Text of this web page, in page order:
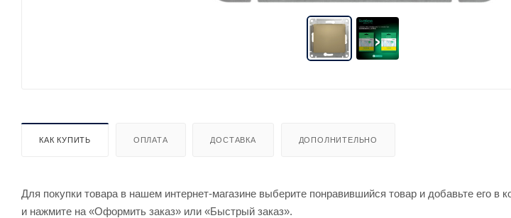
КАК КУПИТЬ ОПЛАТА ДОСТАВКА ДОПОЛНИТЕЛЬНО
Для покупки товара в нашем интернет-магазине выберите понравившийся товар и добавьте его в
и нажмите на «Оформить заказ» или «Быстрый заказ».